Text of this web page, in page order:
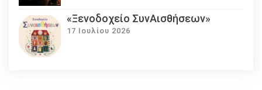
«Ξενοδοχείο ΣυνΑισθήσεων»
17 Ιουλίου 2026